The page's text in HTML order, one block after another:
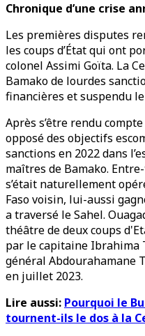
Chronique d’une crise
Les premières disputes
les coups d’État qui ont
colonel Assimi Goïta. La
Bamako de lourdes
financières et suspendu
Après s’être rendu
opposé des objectifs
sanctions en 2022 dans
maîtres de Bamako.
s’était naturellement
Faso voisin, lui-aussi
a traversé le Sahel.
théâtre de deux coups
par le capitaine Ibrahima
général Abdourahamane
en juillet 2023.
Lire aussi: Pourquoi le
tournent-ils le dos à la